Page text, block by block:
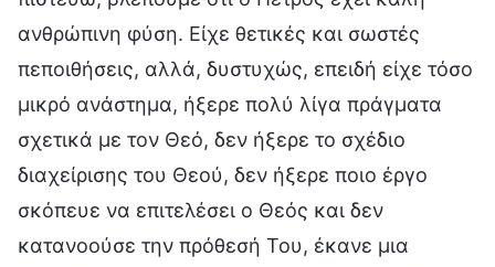
ανθρώπινη φύση. Είχε θετικές και σωστές
πεποιθήσεις, αλλά, δυστυχώς, επειδή είχε τόσο
μικρό ανάστημα, ήξερε πολύ λίγα πράγματα
σχετικά με τον Θεό, δεν ήξερε το σχέδιο
διαχείρισης του Θεού, δεν ήξερε ποιο έργο
σκόπευε να επιτελέσει ο Θεός και δεν
κατανοούσε την πρόθεσή Του, έκανε μια